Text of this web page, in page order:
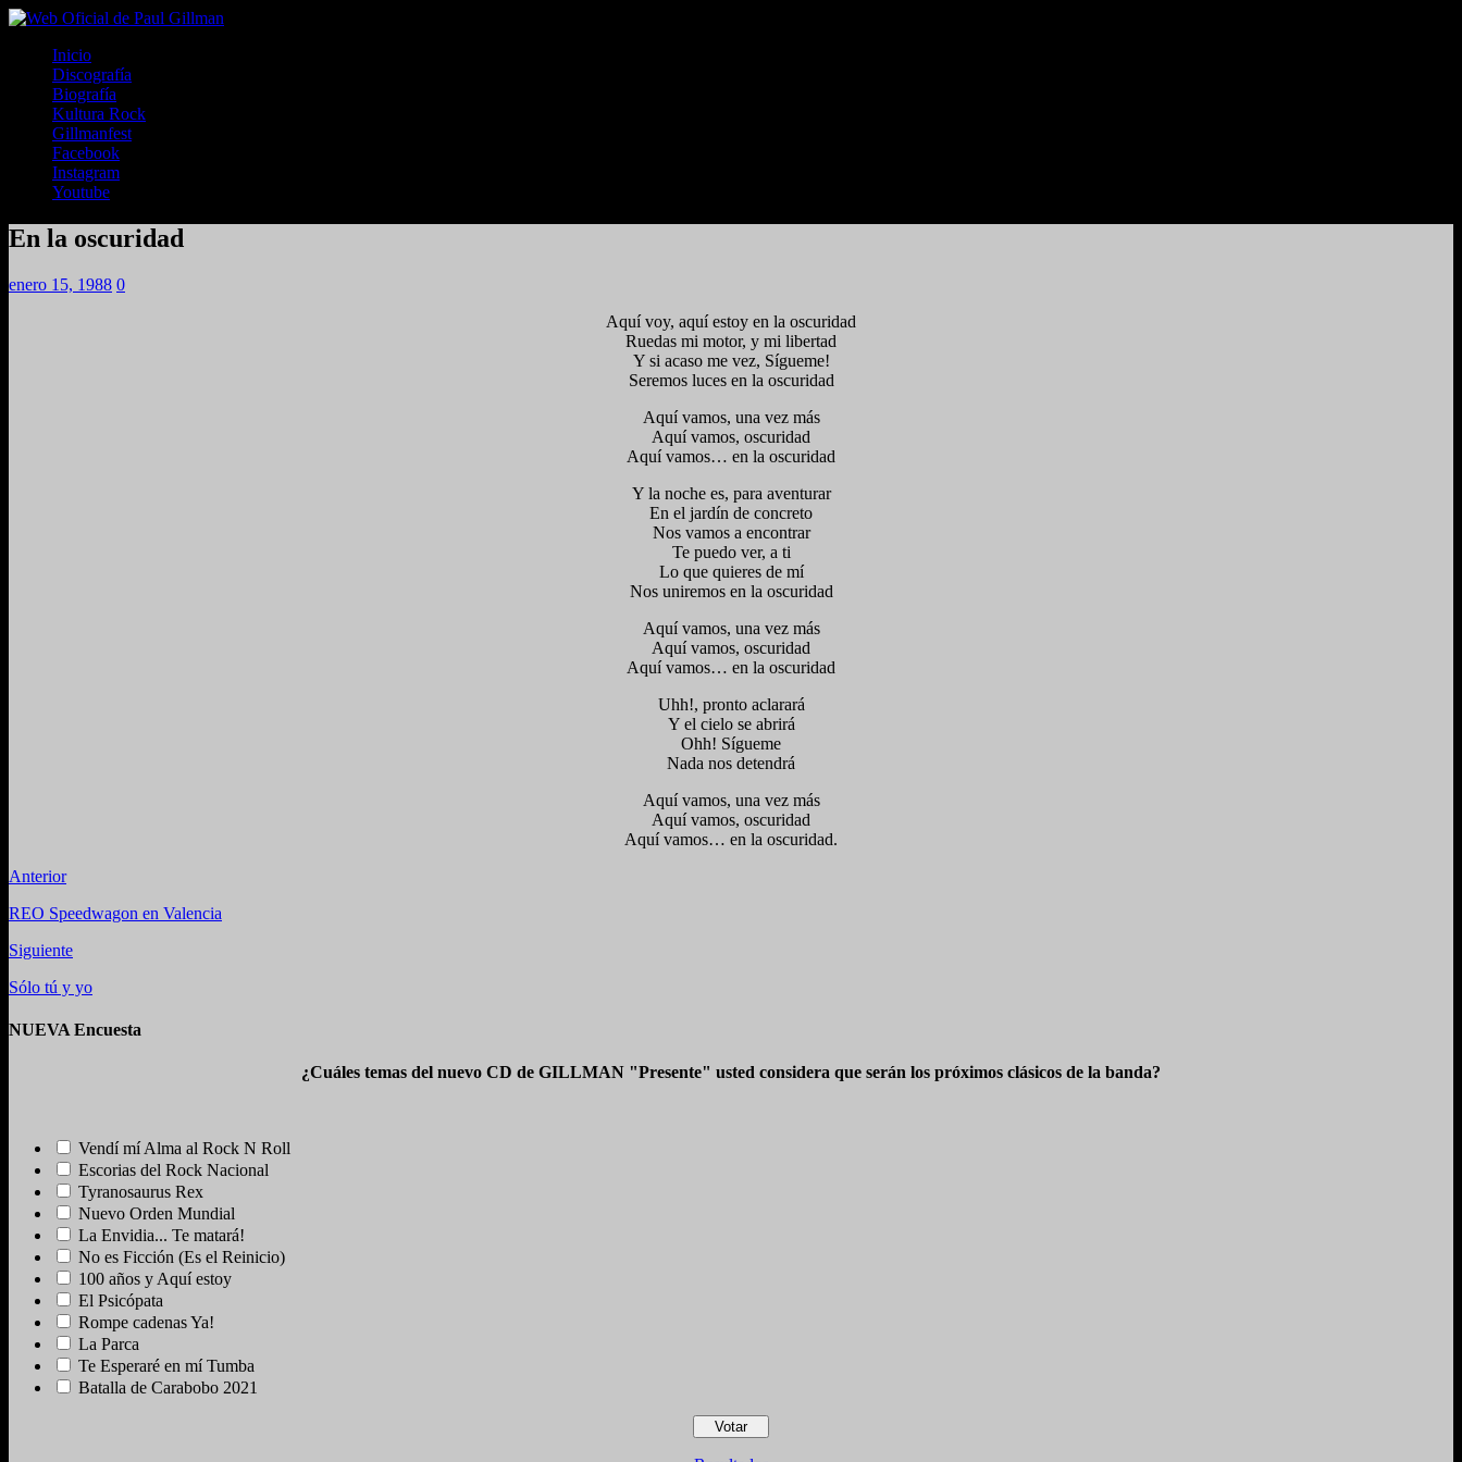
Inicio
Discografía
Biografía
Kultura Rock
Gillmanfest
Facebook
Instagram
Youtube
En la oscuridad
enero 15, 1988 0
Aquí voy, aquí estoy en la oscuridad
Ruedas mi motor, y mi libertad
Y si acaso me vez, Sígueme!
Seremos luces en la oscuridad
Aquí vamos, una vez más
Aquí vamos, oscuridad
Aquí vamos… en la oscuridad
Y la noche es, para aventurar
En el jardín de concreto
Nos vamos a encontrar
Te puedo ver, a ti
Lo que quieres de mí
Nos uniremos en la oscuridad
Aquí vamos, una vez más
Aquí vamos, oscuridad
Aquí vamos… en la oscuridad
Uhh!, pronto aclarará
Y el cielo se abrirá
Ohh! Sígueme
Nada nos detendrá
Aquí vamos, una vez más
Aquí vamos, oscuridad
Aquí vamos… en la oscuridad.
Anterior
REO Speedwagon en Valencia
Siguiente
Sólo tú y yo
NUEVA Encuesta
¿Cuáles temas del nuevo CD de GILLMAN "Presente" usted considera que serán los próximos clásicos de la banda?
Vendí mí Alma al Rock N Roll
Escorias del Rock Nacional
Tyranosaurus Rex
Nuevo Orden Mundial
La Envidia... Te matará!
No es Ficción (Es el Reinicio)
100 años y Aquí estoy
El Psicópata
Rompe cadenas Ya!
La Parca
Te Esperaré en mí Tumba
Batalla de Carabobo 2021